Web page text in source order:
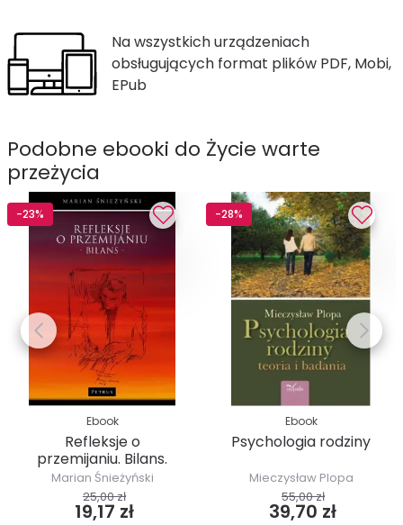
Na wszystkich urządzeniach
obsługujących format plików PDF, Mobi,
EPub
Podobne ebooki do Życie warte
przeżycia
-23%
Ebook
Refleksje o
przemijaniu. Bilans.
Marian Śnieżyński
25,00 zł
19,17 zł
-28%
Ebook
Psychologia rodziny
Mieczysław Plopa
55,00 zł
39,70 zł